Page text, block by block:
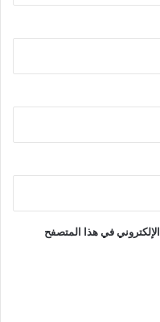
في هذا المتصفح